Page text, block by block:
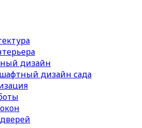
дизайн
дизайн сада